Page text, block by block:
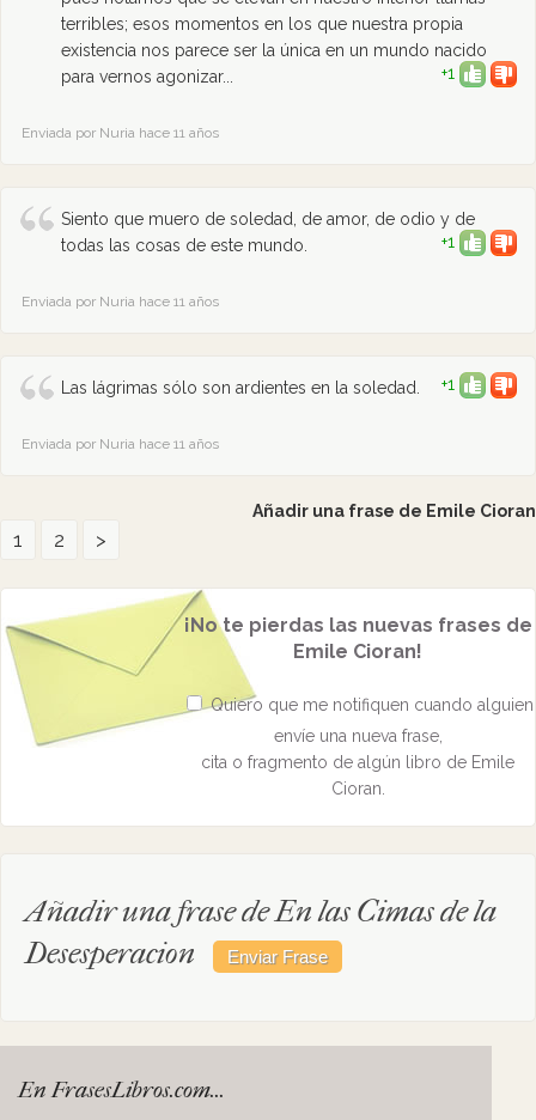
terribles; esos momentos en los que nuestra propia
existencia nos parece ser la única en un mundo nacido
para vernos agonizar...
+1
Enviada por Nuria hace 11 años
Siento que muero de soledad, de amor, de odio y de
todas las cosas de este mundo.
+1
Enviada por Nuria hace 11 años
Las lágrimas sólo son ardientes en la soledad. +1
Enviada por Nuria hace 11 años
Añadir una frase de Emile Cioran
1 2 >
¡No te pierdas las nuevas frases de
Emile Cioran!
Quiero que me notifiquen cuando alguien
envíe una nueva frase,
cita o fragmento de algún libro de Emile
Cioran.
Añadir una frase de En las Cimas de la
Desesperacion
En FrasesLibros.com...